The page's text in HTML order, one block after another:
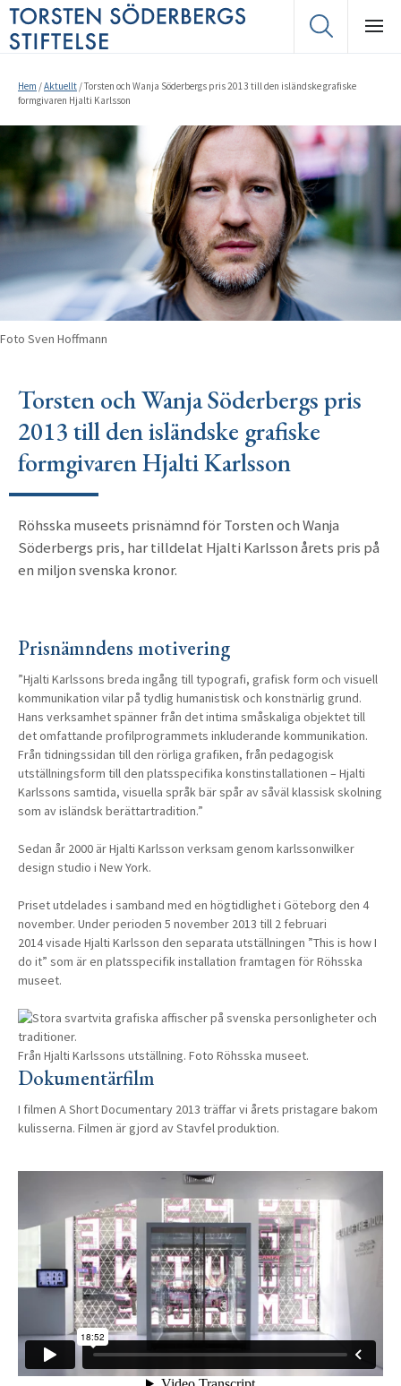
Hem /Aktuellt /Torsten och Wanja Söderbergs pris 2013 till den isländske grafiske
formgivaren Hjalti Karlsson
Foto Sven Hoffmann
Torsten och Wanja Söderbergs pris
2013 till den isländske grafiske
formgivaren Hjalti Karlsson
Röhsska museets prisnämnd för Torsten och Wanja
Söderbergs pris, har tilldelat Hjalti Karlsson årets pris på
en miljon svenska kronor.
Prisnämndens motivering
”Hjalti Karlssons breda ingång till typografi, grafisk form och visuell
kommunikation vilar på tydlig humanistisk och konstnärlig grund.
Hans verksamhet spänner från det intima småskaliga objektet till
det omfattande profilprogrammets inkluderande kommunikation.
Från tidningssidan till den rörliga grafiken, från pedagogisk
utställningsform till den platsspecifika konstinstallationen – Hjalti
Karlssons samtida, visuella språk bär spår av såväl klassisk skolning
som av isländsk berättartradition.”
Sedan år 2000 är Hjalti Karlsson verksam genom karlssonwilker
design studio i New York.
Priset utdelades i samband med en högtidlighet i Göteborg den 4
november. Under perioden 5 november 2013 till 2 februari
2014 visade Hjalti Karlsson den separata utställningen ”This is how I
do it” som är en platsspecifik installation framtagen för Röhsska
museet.
Från Hjalti Karlssons utställning. Foto Röhsska museet.
Dokumentärfilm
I filmen A Short Documentary 2013 träffar vi årets pristagare bakom
kulisserna. Filmen är gjord av Stavfel produktion.